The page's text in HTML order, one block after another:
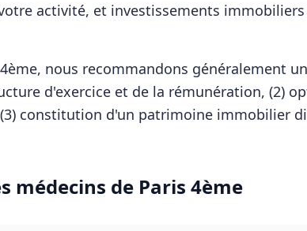
activité, et investissements
, nous recommandons généralement
d'exercice et de la rémunération, (2)
constitution d'un patrimoine immobilier
médecins de Paris 4ème